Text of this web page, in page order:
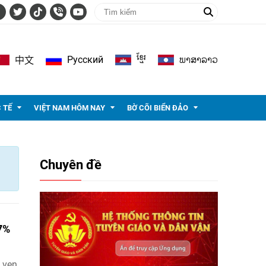
中文 Pусский ខ្មែរ ພາ​ສາ​ລາວ
TẾ VIỆT NAM HÔM NAY BỜ CÕI BIỂN ĐẢO
Chuyên đề